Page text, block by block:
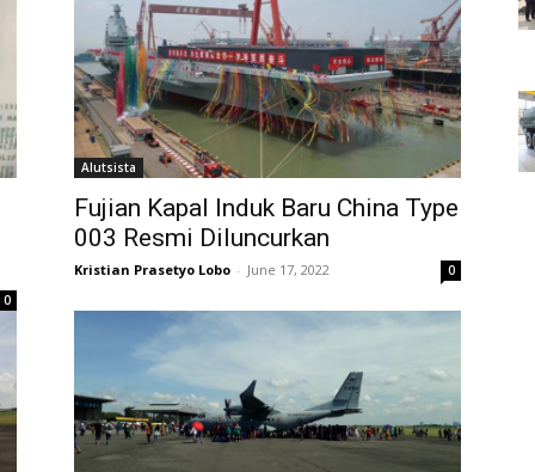
0
Alutsista
Fujian Kapal Induk Baru China Type
003 Resmi Diluncurkan
Kristian Prasetyo Lobo - June 17, 2022 0